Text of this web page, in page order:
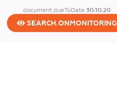
document.dueToDate30.10.20
SEARCH.ONMONITORING